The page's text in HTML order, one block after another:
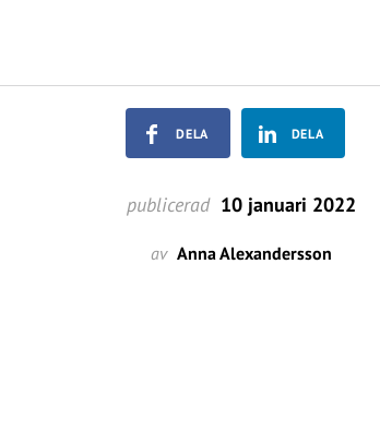
DELA DELA
publicerad 10 januari 2022
av Anna Alexandersson